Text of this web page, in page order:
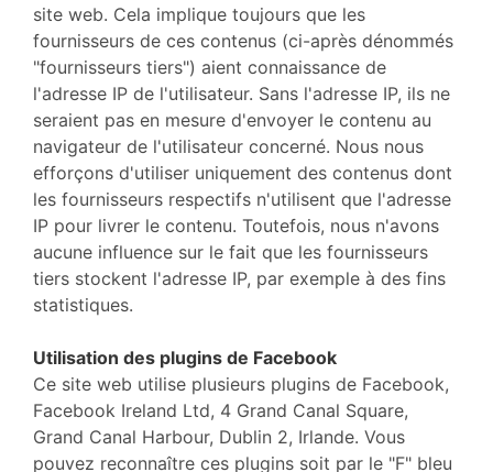
site web. Cela implique toujours que les
fournisseurs de ces contenus (ci-après dénommés
"fournisseurs tiers") aient connaissance de
l'adresse IP de l'utilisateur. Sans l'adresse IP, ils ne
seraient pas en mesure d'envoyer le contenu au
navigateur de l'utilisateur concerné. Nous nous
efforçons d'utiliser uniquement des contenus dont
les fournisseurs respectifs n'utilisent que l'adresse
IP pour livrer le contenu. Toutefois, nous n'avons
aucune influence sur le fait que les fournisseurs
tiers stockent l'adresse IP, par exemple à des fins
statistiques.
Utilisation des plugins de Facebook
Ce site web utilise plusieurs plugins de Facebook,
Facebook Ireland Ltd, 4 Grand Canal Square,
Grand Canal Harbour, Dublin 2, Irlande. Vous
pouvez reconnaître ces plugins soit par le "F" bleu